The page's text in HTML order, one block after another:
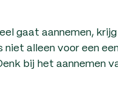
gaat aannemen,
alleen voor een
bij het aannemen